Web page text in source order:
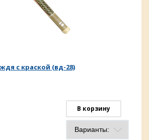
с краской (вд-28)
В корзину